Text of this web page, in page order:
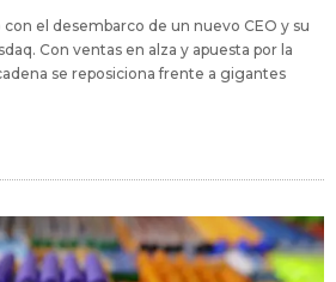
el desembarco de un nuevo CEO y su
Con ventas en alza y apuesta por la
se reposiciona frente a gigantes